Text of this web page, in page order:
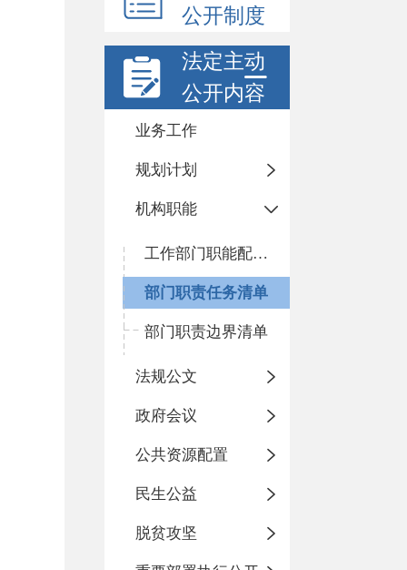
公开制度
法定主动
公开内容
业务工作
规划计划
机构职能
工作部门职能配置及内设机构
部门职责任务清单
部门职责边界清单
法规公文
政府会议
公共资源配置
民生公益
脱贫攻坚